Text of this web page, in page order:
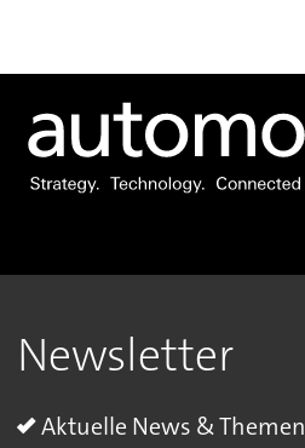
Newsletter
Aktuelle News & Themen